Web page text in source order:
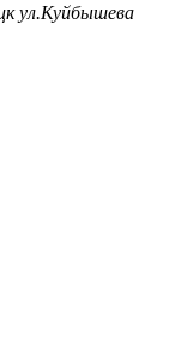
ул.Куйбышева